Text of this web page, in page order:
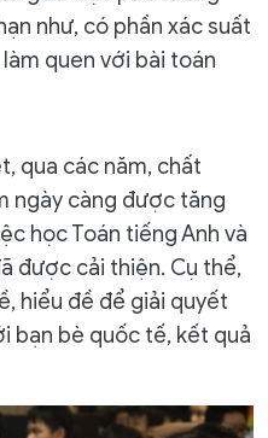
như, có phần xác suất
quen với bài toán
qua các năm, chất
ngày càng được tăng
học Toán tiếng Anh và
được cải thiện. Cụ thể,
hiểu đề để giải quyết
bạn bè quốc tế, kết quả